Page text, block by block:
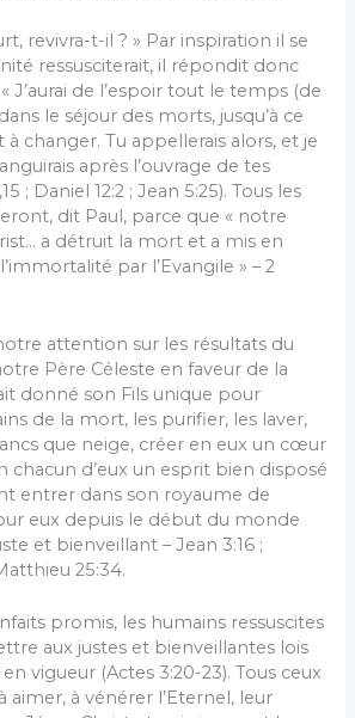
revivra-t-il ? » Par inspiration il se
ressusciterait, il répondit donc
J’aurai de l’espoir tout le temps (de
le séjour des morts, jusqu’à ce
changer. Tu appellerais alors, et je
après l’ouvrage de tes
; Daniel 12:2 ; Jean 5:25). Tous les
dit Paul, parce que « notre
a détruit la mort et a mis en
par l’Evangile » – 2
attention sur les résultats du
Père Céleste en faveur de la
donné son Fils unique pour
de la mort, les purifier, les laver,
que neige, créer en eux un cœur
chacun d’eux un esprit bien disposé
entrer dans son royaume de
eux depuis le début du monde
et bienveillant – Jean 3:16 ;
25:34.
promis, les humains ressuscites
aux justes et bienveillantes lois
vigueur (Actes 3:20-23). Tous ceux
à vénérer l’Eternel, leur